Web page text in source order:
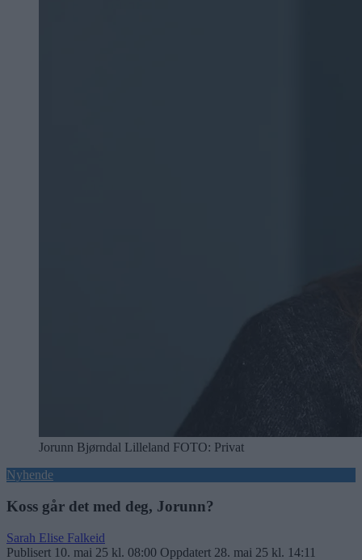
Jorunn Bjørndal Lilleland FOTO: Privat
Nyhende
Koss går det med deg, Jorunn?
Sarah Elise Falkeid
Publisert 10. mai 25 kl. 08:00 Oppdatert 28. mai 25 kl. 14:11